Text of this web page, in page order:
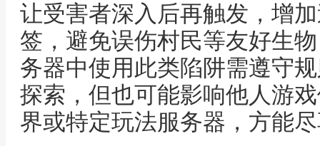
让受害者深入后再触发，增
签，避免误伤村民等友好生
务器中使用此类陷阱需遵守
探索，但也可能影响他人游
界或特定玩法服务器，方能